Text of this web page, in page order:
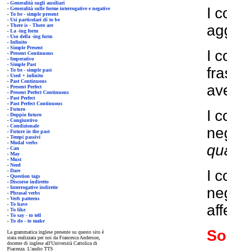
- Generalità sugli ausiliari
- Generalità sulle forme interrogative e negative
- To be - simple present
- Usi particolari di to be
- There is - There are
- La -ing form
- Uso della -ing form
- Infinito
- Simple Present
- Present Continuous
- Imperativo
- Simple Past
- To be - simple past
- Used + infinito
- Past Continuous
- Present Perfect
- Present Perfect Continuous
- Past Perfect
- Past Perfect Continuous
- Futuro
- Doppio futuro
- Congiuntivo
- Condizionale
- Future in the past
- Tempi passivi
- Modal verbs
- Can
- May
- Must
- Need
- Dare
- Question tags
- Discorso indiretto
- Interrogative indirette
- Phrasal verbs
- Verb patterns
- To have
- To like
- To say - to tell
- To do - to make
La grammatica inglese presente su questo sito è
stata realizzata per noi da Francesca Anderson,
docente di inglese all'Università Cattolica di
Piacenza. L'audio TTS
I
I
I
I